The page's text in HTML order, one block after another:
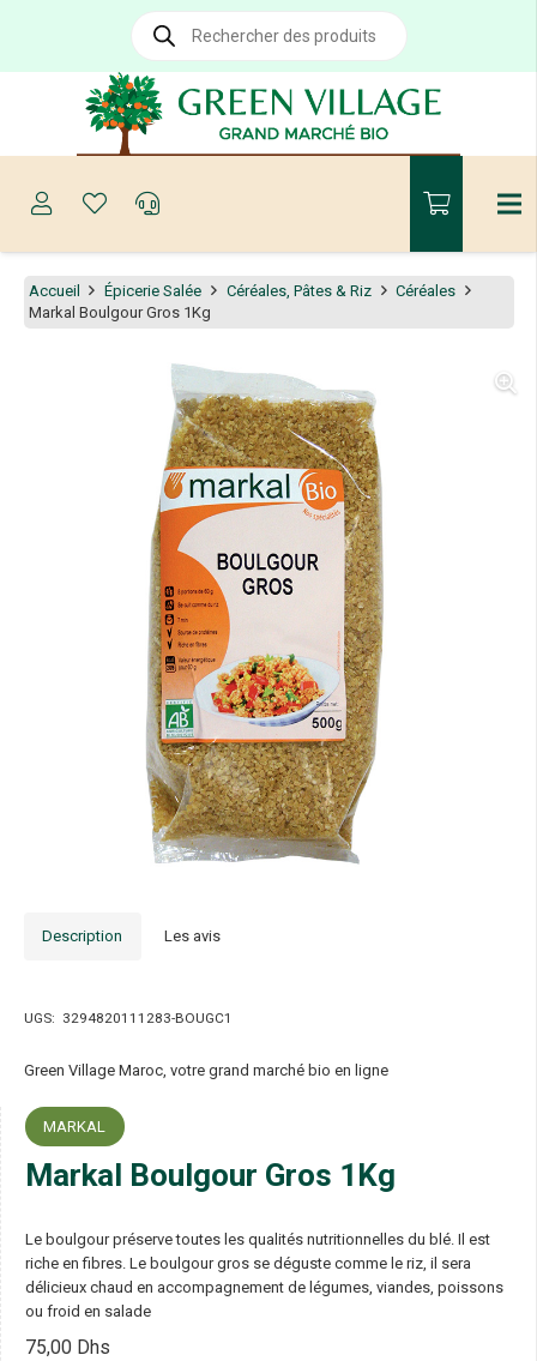
Recherche
produits
Accueil Épicerie Salée Céréales, Pâtes & Riz
Céréales
Markal Boulgour Gros 1Kg
Description Les avis
UGS: 3294820111283-BOUGC1
Green Village Maroc, votre grand marché bio en ligne
MARKAL
Markal Boulgour Gros 1Kg
Le boulgour préserve toutes les qualités nutritionnelles du blé. Il est
riche en fibres. Le boulgour gros se déguste comme le riz, il sera
délicieux chaud en accompagnement de légumes, viandes, poissons
ou froid en salade
75,00 Dhs